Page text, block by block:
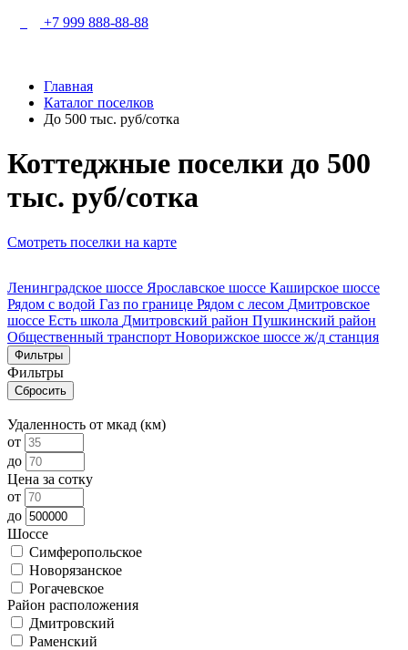
+7 999 888-88-88
Главная
Каталог поселков
До 500 тыс. руб/сотка
Коттеджные поселки до 500
тыс. руб/сотка
Смотреть поселки на карте
Ленинградское шоссе Ярославское шоссе Каширское шоссе
Рядом с водой Газ по границе Рядом с лесом Дмитровское
шоссе Есть школа Дмитровский район Пушкинский район
Общественный транспорт Новорижское шоссе ж/д станция
Фильтры
Фильтры
Удаленность от мкад (км)
от
до
Цена за сотку
от
до
Шоссе
Симферопольское
Новорязанское
Рогачевское
Район расположения
Дмитровский
Раменский